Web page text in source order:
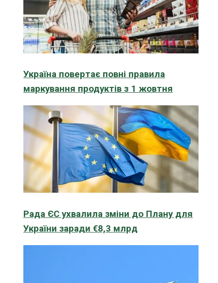
Україна повертає повні правила
маркування продуктів з 1 жовтня
Рада ЄС ухвалила зміни до Плану для
України заради €8,3 млрд